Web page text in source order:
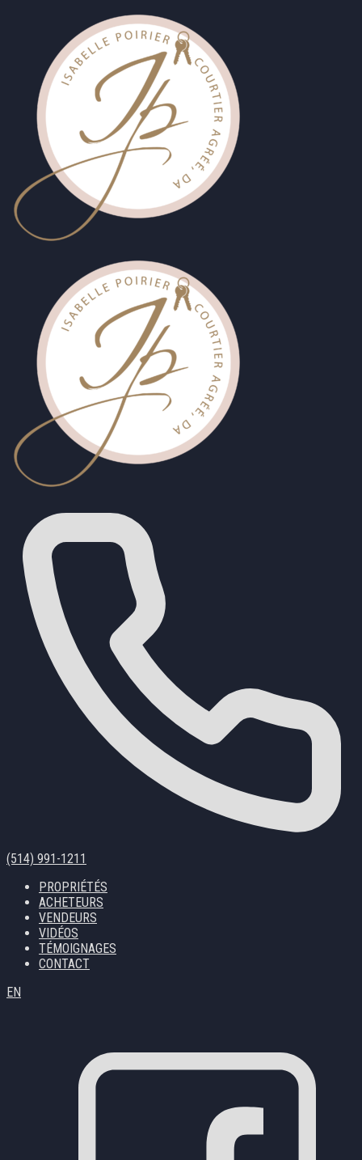
(514) 991-1211
PROPRIÉTÉS
ACHETEURS
VENDEURS
VIDÉOS
TÉMOIGNAGES
CONTACT
EN